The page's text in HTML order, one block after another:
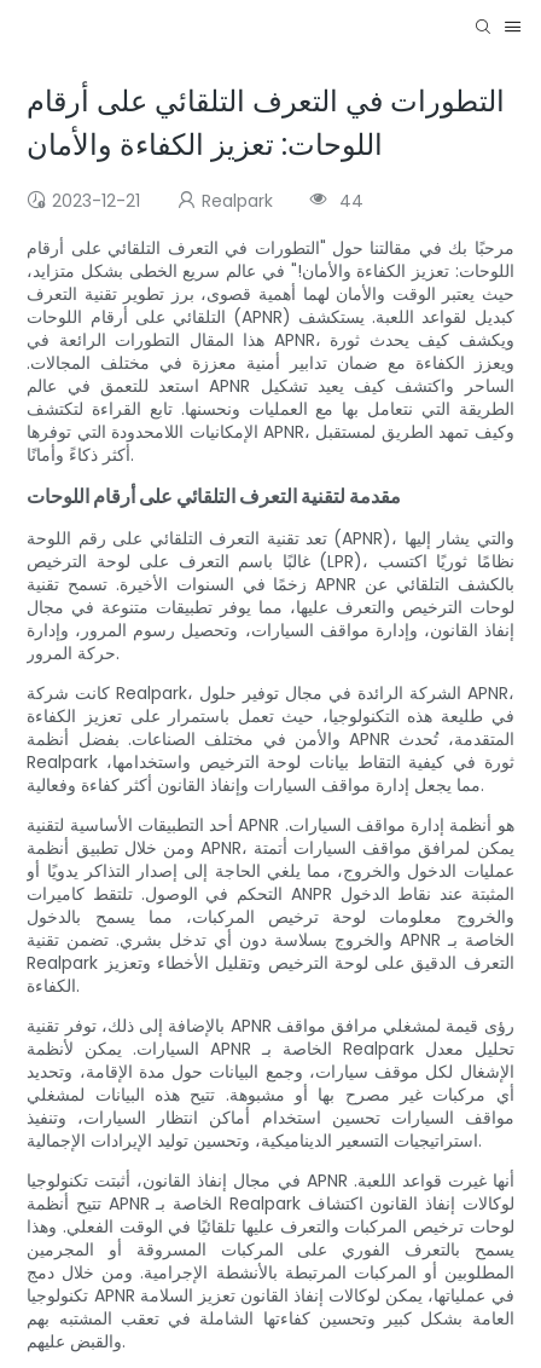
التطورات في التعرف التلقائي على أرقام
اللوحات: تعزيز الكفاءة والأمان
2023-12-21 Realpark
44
مرحبًا بك في مقالتنا حول "التطورات في التعرف التلقائي على أرقام
اللوحات: تعزيز الكفاءة والأمان!" في عالم سريع الخطى بشكل متزايد،
حيث يعتبر الوقت والأمان لهما أهمية قصوى، برز تطوير تقنية التعرف
التلقائي على أرقام اللوحات (APNR) كبديل لقواعد اللعبة. يستكشف
هذا المقال التطورات الرائعة في APNR، ويكشف كيف يحدث ثورة
ويعزز الكفاءة مع ضمان تدابير أمنية معززة في مختلف المجالات.
استعد للتعمق في عالم APNR الساحر واكتشف كيف يعيد تشكيل
الطريقة التي نتعامل بها مع العمليات ونحسنها. تابع القراءة لتكتشف
الإمكانيات اللامحدودة التي توفرها APNR، وكيف تمهد الطريق لمستقبل
أكثر ذكاءً وأمانًا.
مقدمة لتقنية التعرف التلقائي على أرقام اللوحات
تعد تقنية التعرف التلقائي على رقم اللوحة (APNR)، والتي يشار إليها
غالبًا باسم التعرف على لوحة الترخيص (LPR)، نظامًا ثوريًا اكتسب
زخمًا في السنوات الأخيرة. تسمح تقنية APNR بالكشف التلقائي عن
لوحات الترخيص والتعرف عليها، مما يوفر تطبيقات متنوعة في مجال
إنفاذ القانون، وإدارة مواقف السيارات، وتحصيل رسوم المرور، وإدارة
حركة المرور.
كانت شركة Realpark، الشركة الرائدة في مجال توفير حلول APNR،
في طليعة هذه التكنولوجيا، حيث تعمل باستمرار على تعزيز الكفاءة
والأمن في مختلف الصناعات. بفضل أنظمة APNR المتقدمة، تُحدث
Realpark ثورة في كيفية التقاط بيانات لوحة الترخيص واستخدامها،
مما يجعل إدارة مواقف السيارات وإنفاذ القانون أكثر كفاءة وفعالية.
أحد التطبيقات الأساسية لتقنية APNR هو أنظمة إدارة مواقف السيارات.
ومن خلال تطبيق أنظمة APNR، يمكن لمرافق مواقف السيارات أتمتة
عمليات الدخول والخروج، مما يلغي الحاجة إلى إصدار التذاكر يدويًا أو
التحكم في الوصول. تلتقط كاميرات ANPR المثبتة عند نقاط الدخول
والخروج معلومات لوحة ترخيص المركبات، مما يسمح بالدخول
والخروج بسلاسة دون أي تدخل بشري. تضمن تقنية APNR الخاصة بـ
Realpark التعرف الدقيق على لوحة الترخيص وتقليل الأخطاء وتعزيز
الكفاءة.
بالإضافة إلى ذلك، توفر تقنية APNR رؤى قيمة لمشغلي مرافق مواقف
السيارات. يمكن لأنظمة APNR الخاصة بـ Realpark تحليل معدل
الإشغال لكل موقف سيارات، وجمع البيانات حول مدة الإقامة، وتحديد
أي مركبات غير مصرح بها أو مشبوهة. تتيح هذه البيانات لمشغلي
مواقف السيارات تحسين استخدام أماكن انتظار السيارات، وتنفيذ
استراتيجيات التسعير الديناميكية، وتحسين توليد الإيرادات الإجمالية.
في مجال إنفاذ القانون، أثبتت تكنولوجيا APNR أنها غيرت قواعد اللعبة.
تتيح أنظمة APNR الخاصة بـ Realpark لوكالات إنفاذ القانون اكتشاف
لوحات ترخيص المركبات والتعرف عليها تلقائيًا في الوقت الفعلي. وهذا
يسمح بالتعرف الفوري على المركبات المسروقة أو المجرمين
المطلوبين أو المركبات المرتبطة بالأنشطة الإجرامية. ومن خلال دمج
تكنولوجيا APNR في عملياتها، يمكن لوكالات إنفاذ القانون تعزيز السلامة
العامة بشكل كبير وتحسين كفاءتها الشاملة في تعقب المشتبه بهم
والقبض عليهم.